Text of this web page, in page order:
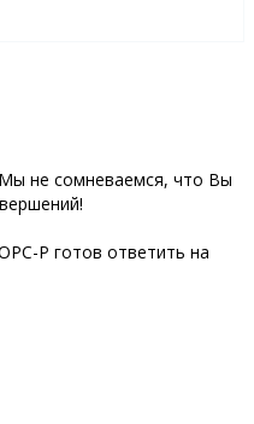
не сомневаемся, что Вы
Р готов ответить на